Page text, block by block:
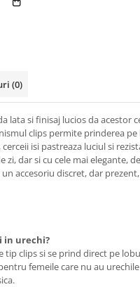
(0)
lata si finisaj lucios da acestor
clips permite prinderea
isi pastreaza luciul si
zi, dar si cu cele mai elegante,
accesoriu discret, dar
in urechi?
tip clips si se prind direct pe
femeile care nu au